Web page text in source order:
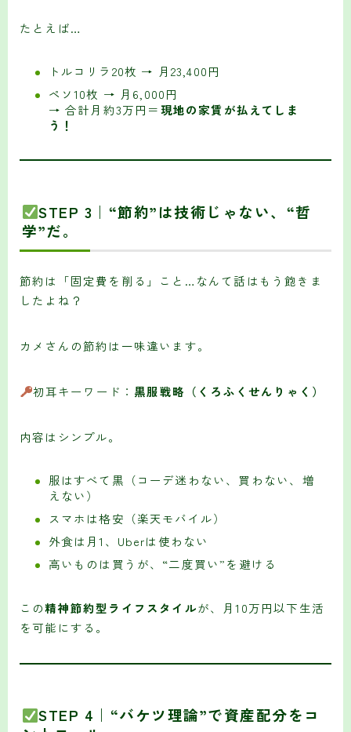
たとえば…
トルコリラ20枚 → 月23,400円
ペソ10枚 → 月6,000円
→ 合計月約3万円＝現地の家賃が払えてしま
う！
STEP 3｜“節約”は技術じゃない、“哲
学”だ。
節約は「固定費を削る」こと…なんて話はもう飽きま
したよね？
カメさんの節約は一味違います。
初耳キーワード： 黒服戦略（くろふくせんりゃく）
内容はシンプル。
服はすべて黒（コーデ迷わない、買わない、増
えない）
スマホは格安（楽天モバイル）
外食は月1、Uberは使わない
高いものは買うが、“二度買い”を避ける
この精神節約型ライフスタイルが、月10万円以下生活
を可能にする。
STEP 4｜“バケツ理論”で資産配分をコ